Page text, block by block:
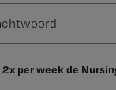
2x per week de